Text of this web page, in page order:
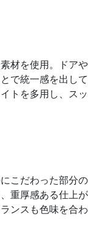
材を使用。ドアや
で統一感を出して
トを多用し、スッ
こだわった部分の
重厚感ある仕上が
ンスも色味を合わ